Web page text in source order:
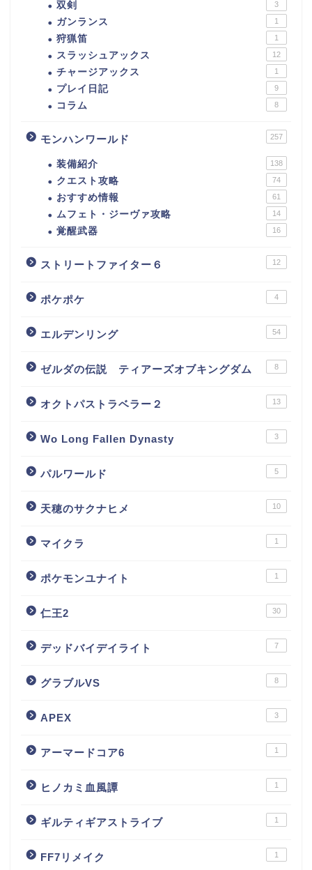
双剣 3
ガンランス 1
狩猟笛 1
スラッシュアックス 12
チャージアックス 1
プレイ日記 9
コラム 8
モンハンワールド 257
装備紹介 138
クエスト攻略 74
おすすめ情報 61
ムフェト・ジーヴァ攻略 14
覚醒武器 16
ストリートファイター６ 12
ポケポケ 4
エルデンリング 54
ゼルダの伝説 ティアーズオブキングダム 8
オクトパストラベラー２ 13
Wo Long Fallen Dynasty 3
パルワールド 5
天穂のサクナヒメ 10
マイクラ 1
ポケモンユナイト 1
仁王2 30
デッドバイデイライト 7
グラブルVS 8
APEX 3
アーマードコア6 1
ヒノカミ血風譚 1
ギルティギアストライブ 1
FF7リメイク 1